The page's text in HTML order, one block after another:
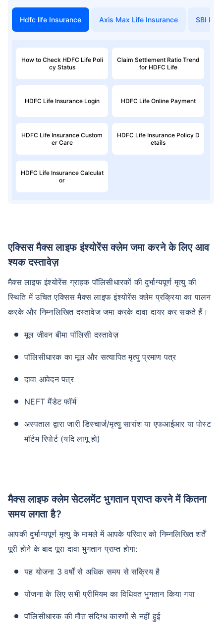
Hdfc life Insurance Axis Max Life Insurance SBI
How to Check HDFC Life Poli
cy Status
Claim Settlement Ratio Trend
for HDFC Life
HDFC Life Insurance Login HDFC Life Online Payment
HDFC Life Insurance Custom
er Care
HDFC Life Insurance Policy D
etails
HDFC Life Insurance Calculat
or
एक्सिस मैक्स लाइफ इंश्योरेंस क्लेम जमा करने के लिए आव
श्यक दस्तावेज़
मैक्स लाइफ इंश्योरेंस ग्राहक पॉलिसीधारकों की दुर्भाग्यपूर्ण मृत्यु की
स्थिति में उचित एक्सिस मैक्स लाइफ इंश्योरेंस क्लेम प्रक्रिया का पालन
करके और निम्नलिखित दस्तावेज जमा करके दावा दायर कर सकते हैं।
मूल जीवन बीमा पॉलिसी दस्तावेज़
पॉलिसीधारक का मूल और सत्यापित मृत्यु प्रमाण पत्र
दावा आवेदन पत्र
NEFT मैंडेट फॉर्म
अस्पताल द्वारा जारी डिस्चार्ज/मृत्यु सारांश या एफआईआर या पोस्ट
मॉर्टम रिपोर्ट (यदि लागू हो)
मैक्स लाइफ क्लेम सेटलमेंट भुगतान प्राप्त करने में कितना
समय लगता है?
आपकी दुर्भाग्यपूर्ण मृत्यु के मामले में आपके परिवार को निम्नलिखित शर्तें
पूरी होने के बाद पूरा दावा भुगतान प्राप्त होगा:
यह योजना 3 वर्षों से अधिक समय से सक्रिय है
योजना के लिए सभी प्रीमियम का विधिवत भुगतान किया गया
पॉलिसीधारक की मौत संदिग्ध कारणों से नहीं हुई